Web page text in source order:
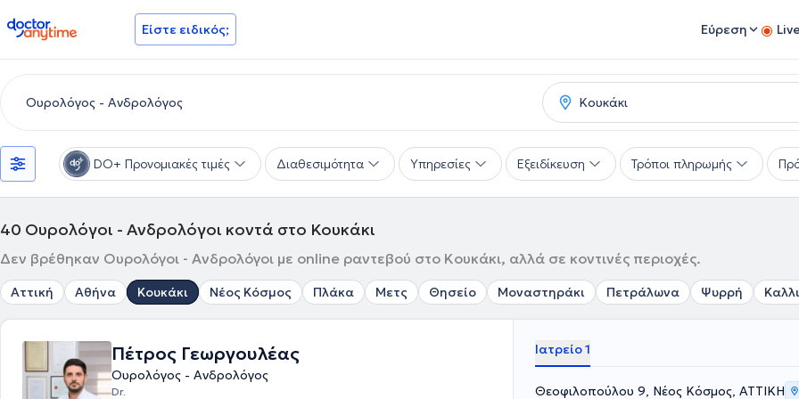
doctoranytime Είστε ειδικός; Εύρεση
DO+ Προνομιακές τιμές Διαθεσιμότητα Υπηρεσίες Εξειδίκευση Τρόποι πληρωμής
40 Ουρολόγοι - Ανδρολόγοι κοντά στο Κουκάκι
Δεν βρέθηκαν Ουρολόγοι - Ανδρολόγοι με online ραντεβού στο Κουκάκι, αλλά σε κοντινές περιοχές.
Αττική Αθήνα Κουκάκι Νέος Κόσμος Πλάκα Μετς Θησείο Μοναστηράκι Πετράλωνα Ψυρρή
Πέτρος Γεωργουλέας
Ουρολόγος - Ανδρολόγος
Dr.
Ιατρείο 1
Θεοφιλοπούλου 9, Νέος Κόσμος, ΑΤΤΙΚΗ